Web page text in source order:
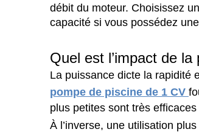
débit du moteur. Choisissez
capacité si vous possédez
Quel est l’impact de
La puissance dicte la rapidité
pompe de piscine de 1 CV
plus petites sont très
À l’inverse, une utilisation